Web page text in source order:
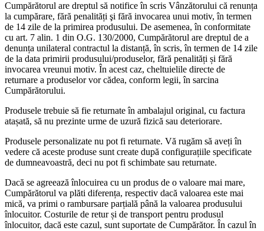
Cumpărătorul are dreptul să notifice în scris Vânzătorului că renunța
la cumpărare, fără penalități şi fără invocarea unui motiv, în termen
de 14 zile de la primirea produsului. De asemenea, în conformitate
cu art. 7 alin. 1 din O.G. 130/2000, Cumpărătorul are dreptul de a
denunța unilateral contractul la distanță, în scris, în termen de 14 zile
de la data primirii produsului/produselor, fără penalități și fără
invocarea vreunui motiv. În acest caz, cheltuielile directe de
returnare a produselor vor cădea, conform legii, în sarcina
Cumpărătorului.
Produsele trebuie să fie returnate în ambalajul original, cu factura
atașată, să nu prezinte urme de uzură fizică sau deteriorare.
Produsele personalizate nu pot fi returnate. Vă rugăm să aveți în
vedere că aceste produse sunt create după configurațiile specificate
de dumneavoastră, deci nu pot fi schimbate sau returnate.
Dacă se agreează înlocuirea cu un produs de o valoare mai mare,
Cumpărătorul va plăti diferența, respectiv dacă valoarea este mai
mică, va primi o rambursare parțială până la valoarea produsului
înlocuitor. Costurile de retur și de transport pentru produsul
înlocuitor, dacă este cazul, sunt suportate de Cumpărător. În cazul în